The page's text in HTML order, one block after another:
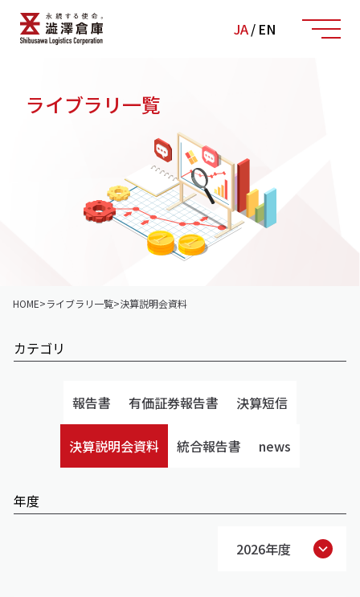
JA/ EN
ライブラリ一覧
HOME>ライブラリ一覧>決算説明会資料
カテゴリ
報告書 有価証券報告書 決算短信
決算説明会資料 統合報告書 news
年度
2026年度